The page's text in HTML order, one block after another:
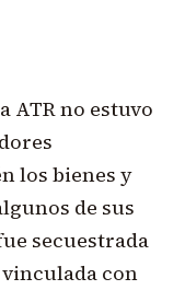
ATR no estuvo
los bienes y
de sus
secuestrada
con